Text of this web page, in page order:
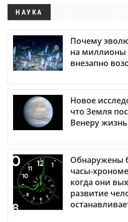
НАУКА
Почему
на миллионы
внезапно
Новое
что Земля
Венеру
Обнаружены
часы-
когда они
развитие